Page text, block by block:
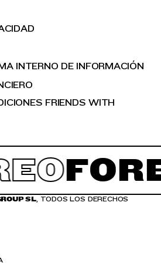
INTERNO DE INFORMACIÓN
FRIENDS WITH
SL, TODOS LOS DERECHOS